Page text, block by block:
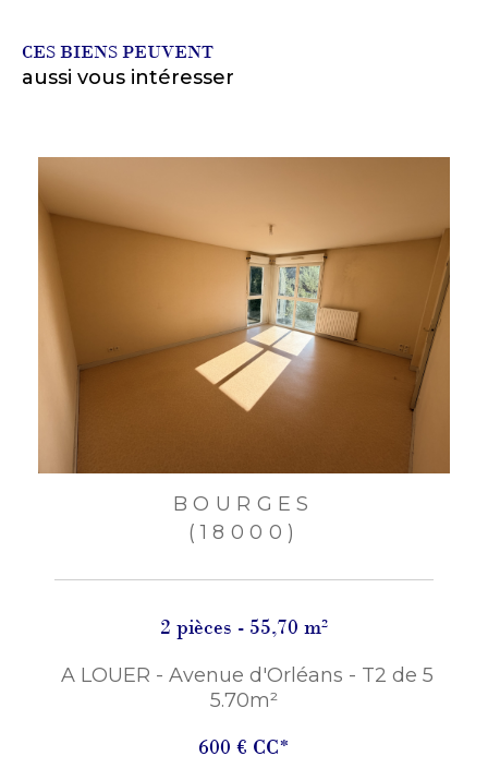
CES BIENS PEUVENT
aussi vous intéresser
BOURGES
(18000)
2 pièces - 55,70 m²
A LOUER - Avenue d'Orléans - T2 de 5
5.70m²
600 € CC*